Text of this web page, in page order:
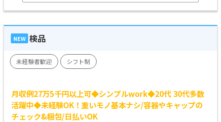
NEW 検品
未経験者歓迎 シフト制
月収例27万5千円以上可◆シンプルwork◆20代 30代多数
活躍中◆未経験OK！重いモノ基本ナシ/容器やキャップの
チェック&梱包/日払いOK